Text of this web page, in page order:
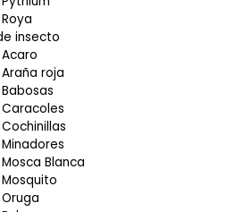
Roya
insecto
Acaro
Araña roja
Babosas
Caracoles
Cochinillas
Minadores
Mosca Blanca
Mosquito
Oruga